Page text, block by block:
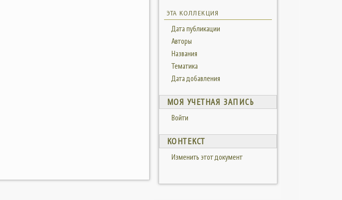
ЭТА КОЛЛЕКЦИЯ
Дата публикации
Авторы
Названия
Тематика
Дата добавления
МОЯ УЧЕТНАЯ ЗАПИСЬ
Войти
КОНТЕКСТ
Изменить этот документ